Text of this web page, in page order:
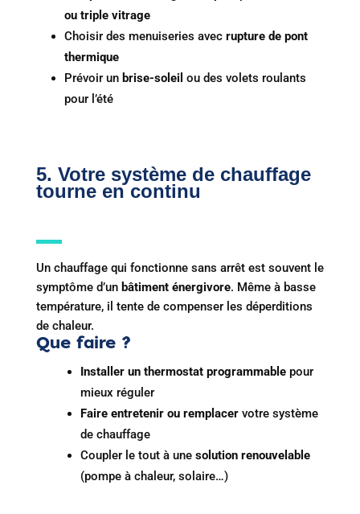
ou triple vitrage
Choisir des menuiseries avec rupture de pont
thermique
Prévoir un brise-soleil ou des volets roulants
pour l’été
5. Votre système de chauffage
tourne en continu
Un chauffage qui fonctionne sans arrêt est souvent le
symptôme d’un bâtiment énergivore. Même à basse
température, il tente de compenser les déperditions
de chaleur.
Que faire ?
Installer un thermostat programmablepour
mieux réguler
Faire entretenir ou remplacervotre système
de chauffage
Coupler le tout à une solution renouvelable
(pompe à chaleur, solaire…)